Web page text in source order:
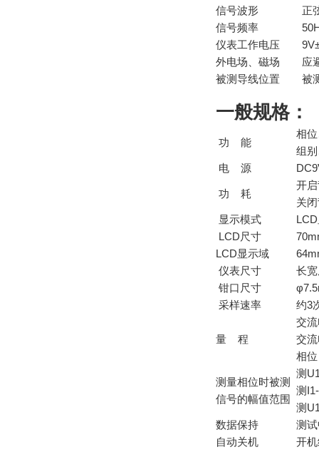
信号波形
正
信号频率
仪表工作电压
外电场、磁场
应
被测导线位置
被
一般规格：
功 能
相
组
电 源
功 耗
开
关
显示模式
LCD尺寸
LCD显示域
仪表尺寸
长
钳口尺寸
采样速率
约3
量 程
交
交
相
测量相位时被测
信号的幅值范围
测
测
测
数据保持
测
自动关机
开